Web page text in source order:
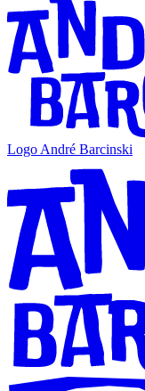
Logo André Barcinski